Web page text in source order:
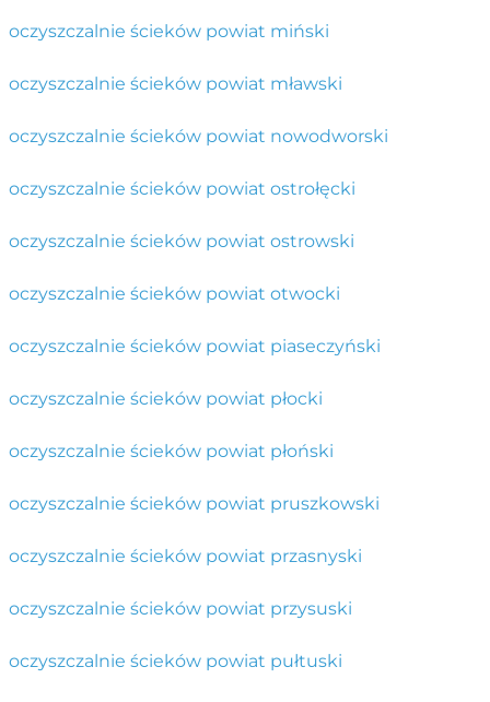
oczyszczalnie ścieków powiat miński
oczyszczalnie ścieków powiat mławski
oczyszczalnie ścieków powiat nowodworski
oczyszczalnie ścieków powiat ostrołęcki
oczyszczalnie ścieków powiat ostrowski
oczyszczalnie ścieków powiat otwocki
oczyszczalnie ścieków powiat piaseczyński
oczyszczalnie ścieków powiat płocki
oczyszczalnie ścieków powiat płoński
oczyszczalnie ścieków powiat pruszkowski
oczyszczalnie ścieków powiat przasnyski
oczyszczalnie ścieków powiat przysuski
oczyszczalnie ścieków powiat pułtuski